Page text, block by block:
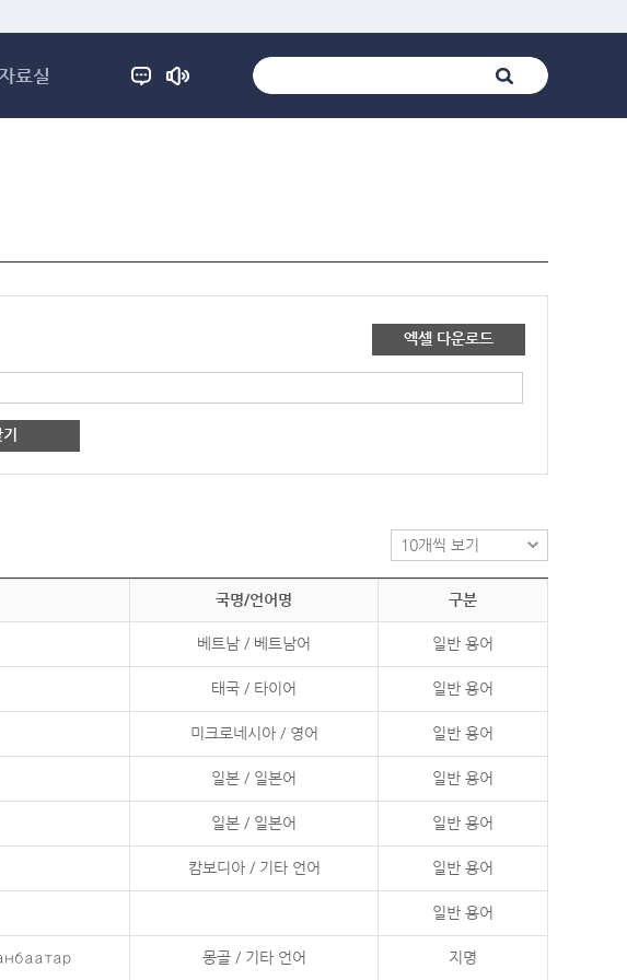
료실
엑셀 다운로드
국명/언어명 구분
베트남 / 베트남어 일반 용어
태국 / 타이어 일반 용어
미크로네시아 / 영어 일반 용어
일본 / 일본어 일반 용어
일본 / 일본어 일반 용어
캄보디아 / 기타 언어 일반 용어
일반 용어
몽골 / 기타 언어 지명